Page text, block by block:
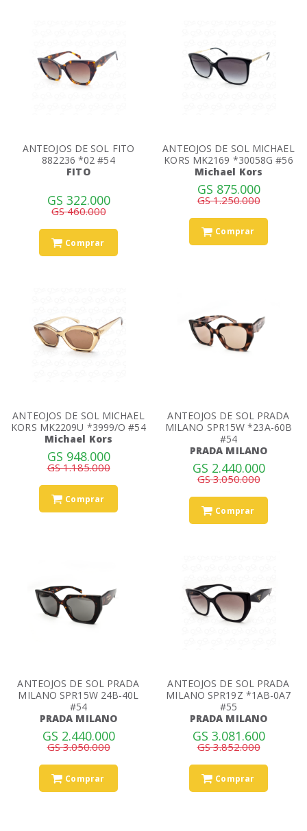
ANTEOJOS DE SOL FITO
882236 *02 #54
FITO
GS 322.000
GS 460.000
Comprar
ANTEOJOS DE SOL MICHAEL
KORS MK2169 *30058G #56
Michael Kors
GS 875.000
GS 1.250.000
Comprar
ANTEOJOS DE SOL MICHAEL
KORS MK2209U *3999/O #54
Michael Kors
GS 948.000
GS 1.185.000
Comprar
ANTEOJOS DE SOL PRADA
MILANO SPR15W *23A-60B
#54
PRADA MILANO
GS 2.440.000
GS 3.050.000
Comprar
ANTEOJOS DE SOL PRADA
MILANO SPR15W 24B-40L
#54
PRADA MILANO
GS 2.440.000
GS 3.050.000
Comprar
ANTEOJOS DE SOL PRADA
MILANO SPR19Z *1AB-0A7
#55
PRADA MILANO
GS 3.081.600
GS 3.852.000
Comprar